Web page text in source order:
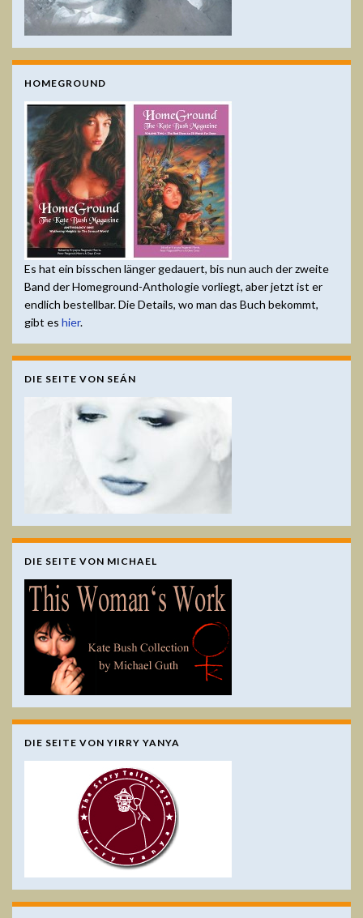
HOMEGROUND
Es hat ein bisschen länger gedauert, bis nun auch der zweite
Band der Homeground-Anthologie vorliegt, aber jetzt ist er
endlich bestellbar. Die Details, wo man das Buch bekommt,
gibt es hier.
DIE SEITE VON SEÁN
DIE SEITE VON MICHAEL
DIE SEITE VON YIRRY YANYA